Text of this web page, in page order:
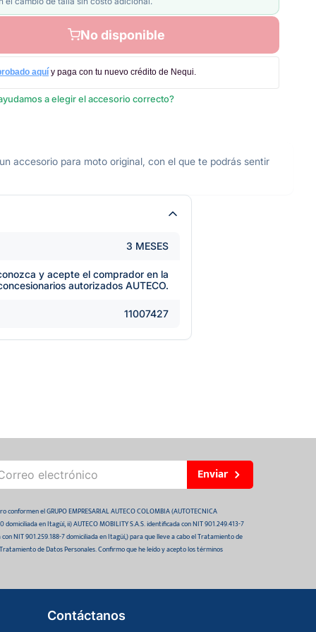
No disponible
aquí y paga con tu nuevo crédito de Nequi.
a elegir el accesorio correcto?
accesorio para moto original, con el que te podrás sentir
3 MESES
y acepte el comprador en la
autorizados AUTECO.
11007427
Enviar
el GRUPO EMPRESARIAL AUTECO COLOMBIA (AUTOTECNICA
en Itagüí, ii) AUTECO MOBILITY S.A.S. identificada con NIT 901.249.413-7
con NIT 901.259.188-7 domiciliada en Itagüí,) para que lleve a cabo el Tratamiento de
de Datos Personales. Confirmo que he leído y acepto los términos
Contáctanos